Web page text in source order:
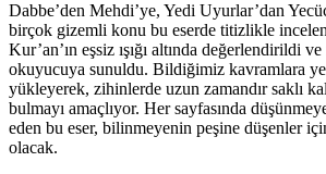
Dabbe’den Mehdi’ye, Yedi Uyurlar’dan
birçok gizemli konu bu eserde titizlikle
Kur’an’ın eşsiz ışığı altında değerlendirildi
okuyucuya sunuldu. Bildiğimiz kavramlara
yükleyerek, zihinlerde uzun zamandır saklı
bulmayı amaçlıyor. Her sayfasında
eden bu eser, bilinmeyenin peşine düşenler
olacak.